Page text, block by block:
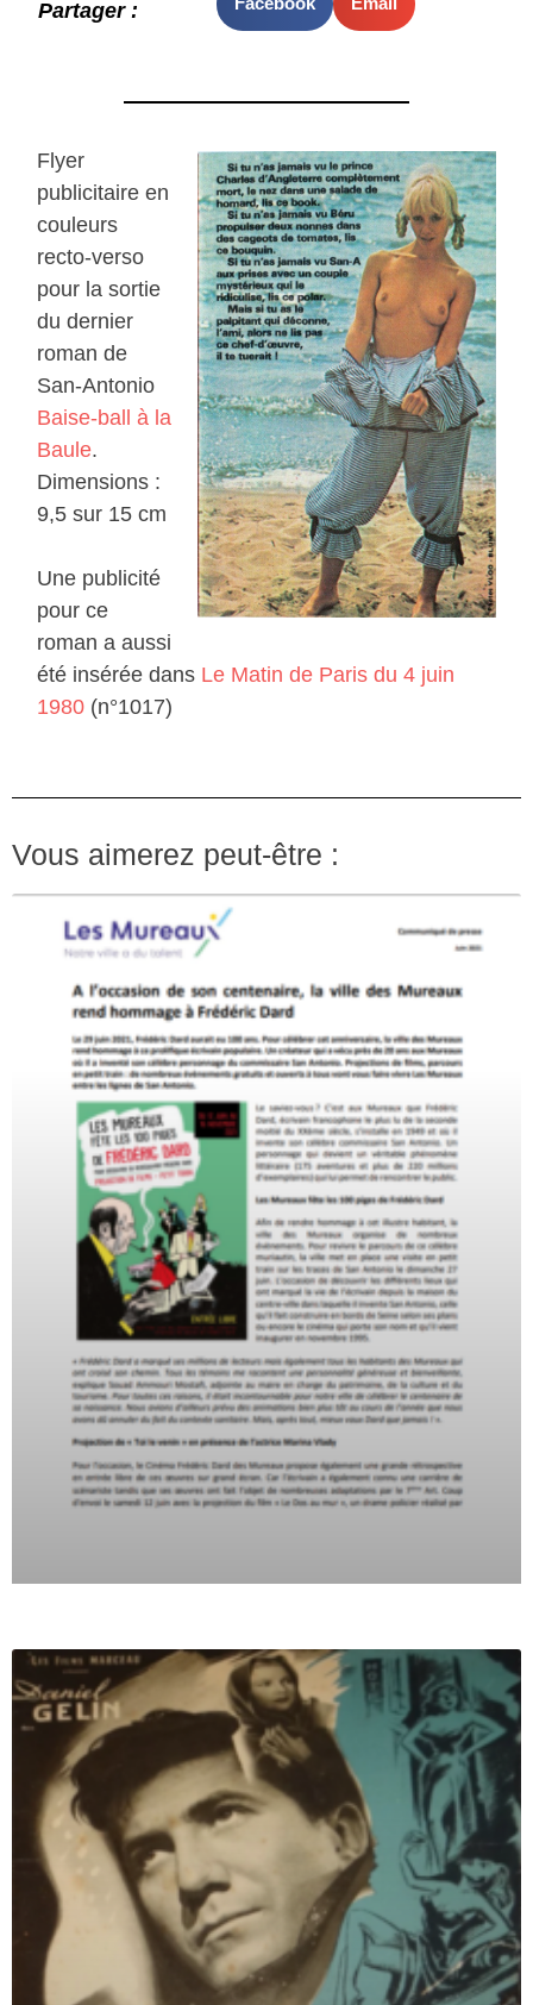
Partager :
Flyer
publicitaire en
couleurs
recto-verso
pour la sortie
du dernier
roman de
San-Antonio
Baise-ball à la
Baule.
Dimensions :
9,5 sur 15 cm
Une publicité
pour ce
roman a aussi
été insérée dans Le Matin de Paris du 4 juin
1980 (n°1017)
Vous aimerez peut-être :